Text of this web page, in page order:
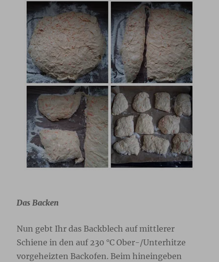
Das Backen
Nun gebt Ihr das Backblech auf mittlerer
Schiene in den auf 230 °C Ober-/Unterhitze
vorgeheizten Backofen. Beim hineingeben